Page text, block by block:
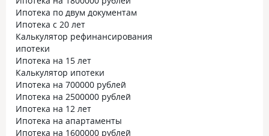
Ипотека по двум документам
Ипотека с 20 лет
Калькулятор рефинансирования
ипотеки
Ипотека на 15 лет
Калькулятор ипотеки
Ипотека на 700000 рублей
Ипотека на 2500000 рублей
Ипотека на 12 лет
Ипотека на апартаменты
Ипотека на 1600000 рублей